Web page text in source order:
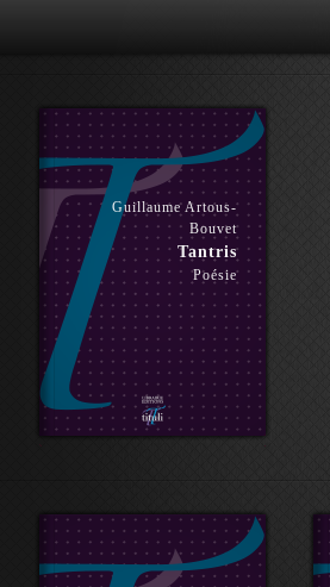
Guillaume Artous-
Bouvet
Tantris
Poésie